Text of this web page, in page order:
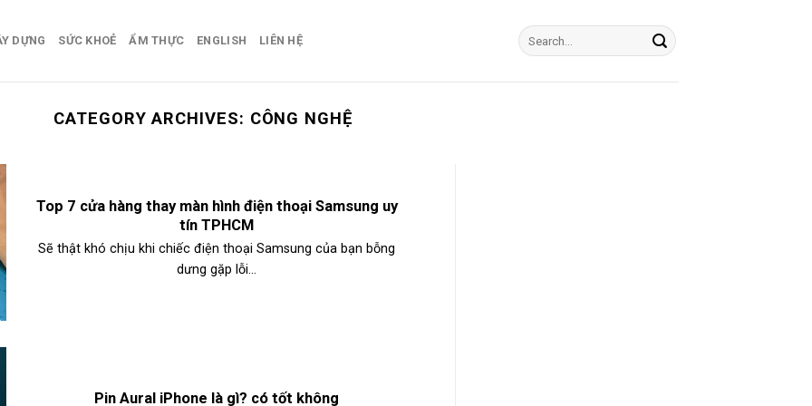
DỰNG SỨC KHOẺ ẨM THỰC ENGLISH LIÊN HỆ
CATEGORY ARCHIVES: CÔNG NGHỆ
Top 7 cửa hàng thay màn hình điện thoại Samsung uy
tín TPHCM
Sẽ thật khó chịu khi chiếc điện thoại Samsung của bạn bỗng
dưng gặp lỗi...
Pin Aural iPhone là gì? có tốt không